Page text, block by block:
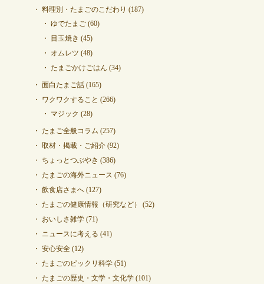
料理別・たまごのこだわり (187)
ゆでたまご(60)
目玉焼き (45)
オムレツ (48)
たまごかけごはん (34)
面白たまご話(165)
ワクワクすること (266)
マジック (28)
たまご全般コラム (257)
取材・掲載・ご紹介(92)
ちょっとつぶやき (386)
たまごの海外ニュース (76)
飲食店さまへ(127)
たまごの健康情報（研究など）
(52)
おいしさ雑学(71)
ニュースに考える (41)
安心安全(12)
たまごのビックリ科学(51)
たまごの歴史・文学・文化学(101)